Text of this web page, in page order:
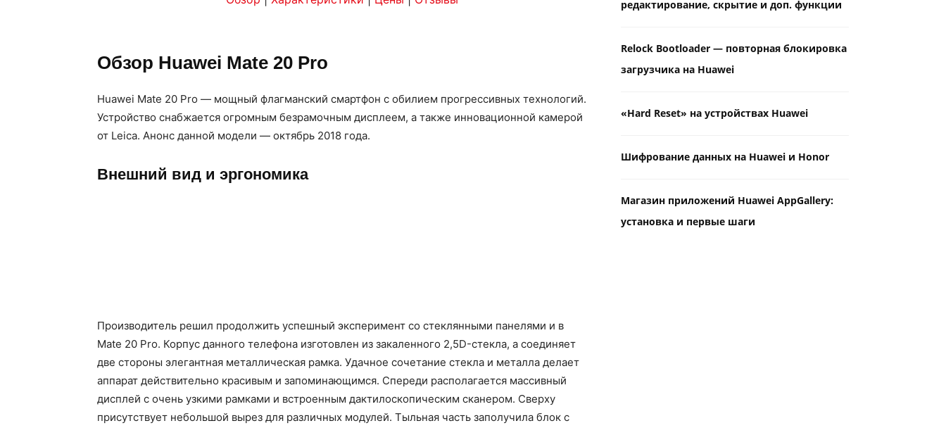
Обзор Huawei Mate 20 Pro
Huawei Mate 20 Pro — мощный флагманский смартфон с обилием прогрессивных технологий.
Устройство снабжается огромным безрамочным дисплеем, а также инновационной камерой
от Leica. Анонс данной модели — октябрь 2018 года.
Внешний вид и эргономика
Производитель решил продолжить успешный эксперимент со стеклянными панелями и в
Mate 20 Pro. Корпус данного телефона изготовлен из закаленного 2,5D-стекла, а соединяет
две стороны элегантная металлическая рамка. Удачное сочетание стекла и металла делает
аппарат действительно красивым и запоминающимся. Спереди располагается массивный
дисплей с очень узкими рамками и встроенным дактилоскопическим сканером. Сверху
присутствует небольшой вырез для различных модулей. Тыльная часть заполучила блок с
редактирование, скрытие и доп. функции
Relock Bootloader — повторная блокировка
загрузчика на Huawei
«Hard Reset» на устройствах Huawei
Шифрование данных на Huawei и Honor
Магазин приложений Huawei AppGallery:
установка и первые шаги